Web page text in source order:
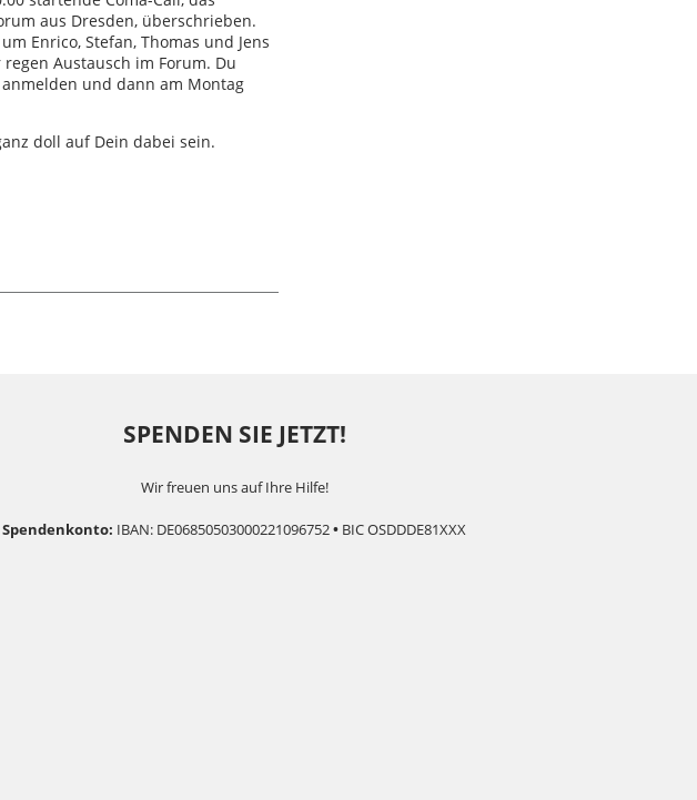
aus Dresden, überschrieben.
Enrico, Stefan, Thomas und Jens
Austausch im Forum. Du
anmelden und dann am Montag
doll auf Dein dabei sein.
SPENDEN SIE JETZT!
Wir freuen uns auf Ihre Hilfe!
Spendenkonto: IBAN: DE06850503000221096752• BIC OSDDDE81XXX